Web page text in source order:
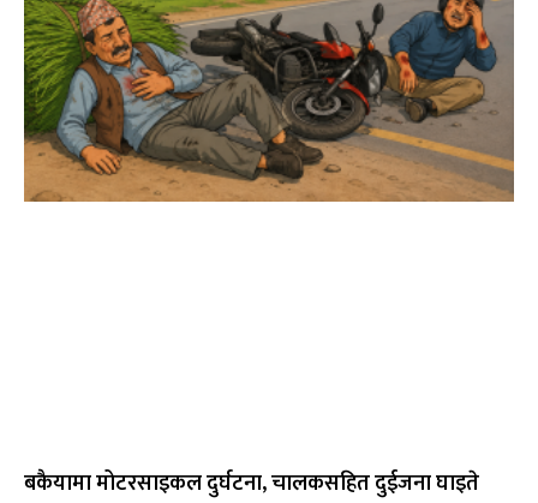
बकैयामा मोटरसाइकल दुर्घटना, चालकसहित दुईजना घाइते